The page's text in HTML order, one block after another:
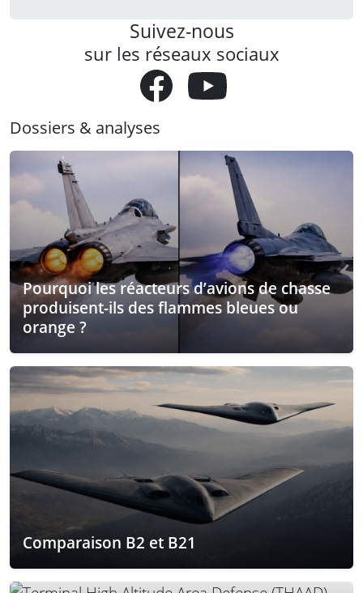
Suivez-nous
sur les réseaux sociaux
Dossiers & analyses
Pourquoi les réacteurs d’avions de chasse
produisent-ils des flammes bleues ou
orange ?
Comparaison B2 et B21